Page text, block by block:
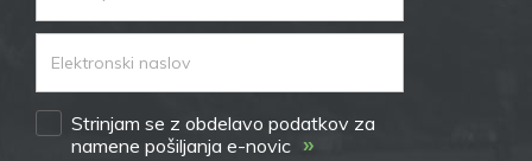
Strinjam se z obdelavo podatkov za
namene pošiljanja e-novic »